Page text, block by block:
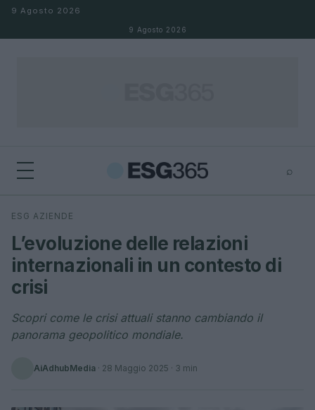
Salta al contenuto
9 Agosto 2026
9 Agosto 2026
⌕
Cerca
ESG AZIENDE
L’evoluzione delle relazioni
internazionali in un contesto di
crisi
Scopri come le crisi attuali stanno cambiando il
panorama geopolitico mondiale.
AiAdhubMedia · 28 Maggio 2025 · 3 min